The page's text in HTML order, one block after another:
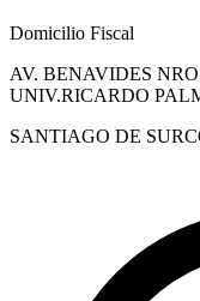
Domicilio Fiscal
AV. BENAVIDES
UNIV.RICARDO
SANTIAGO DE